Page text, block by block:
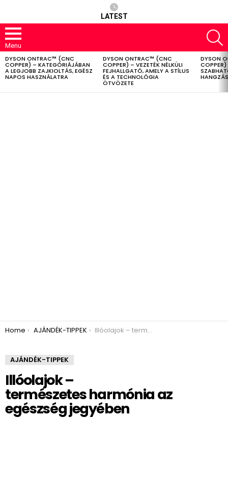
LATEST
Menu
LATEST
STORIES
DYSON ONTRAC™ (CNC
COPPER) – KATEGÓRIÁJÁBAN
A LEGJOBB ZAJKIOLTÁS, EGÉSZ
NAPOS HASZNÁLATRA
DYSON ONTRAC™ (CNC
COPPER) – VEZETÉK NÉLKÜLI
FEJHALLGATÓ, AMELY A STÍLUS
ÉS A TECHNOLÓGIA
ÖTVÖZETE
DYSON
COPPER)
You are here:
Home AJÁNDÉK-TIPPEK Illóolajok – természetes harmónia az egészség jegyében
AJÁNDÉK-TIPPEK
Illóolajok –
természetes harmónia az
egészség jegyében